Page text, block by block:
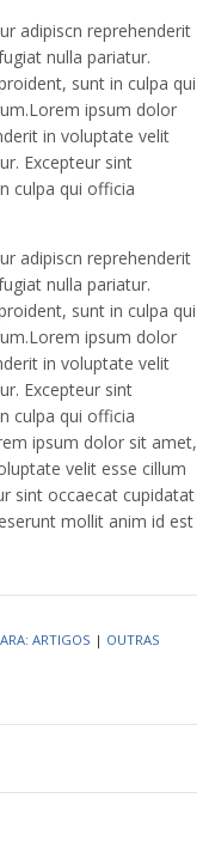
adipiscn reprehenderit
nulla pariatur.
sunt in culpa qui
ipsum dolor
in voluptate velit
Excepteur sint
culpa qui officia
adipiscn reprehenderit
nulla pariatur.
sunt in culpa qui
ipsum dolor
in voluptate velit
Excepteur sint
culpa qui officia
ipsum dolor sit amet,
velit esse cillum
sint occaecat cupidatat
mollit anim id est
ARTIGOS | OUTRAS